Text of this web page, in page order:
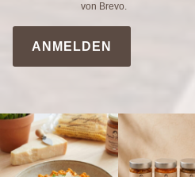
von Brevo.
ANMELDEN